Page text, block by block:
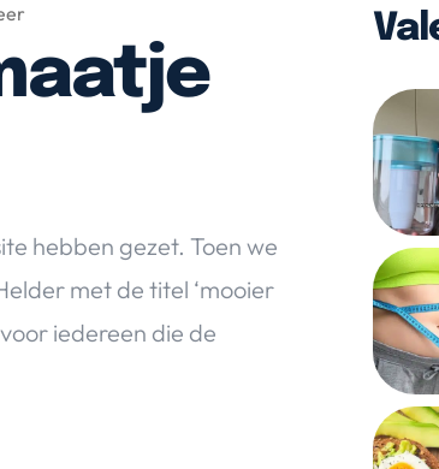
hebben gezet. Toen we
met de titel ‘mooier
iedereen die de